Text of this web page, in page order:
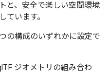
と、安全で楽しい空間環境
ています。
の構成のいずれかに設定で
ジオメトリの組み合わ